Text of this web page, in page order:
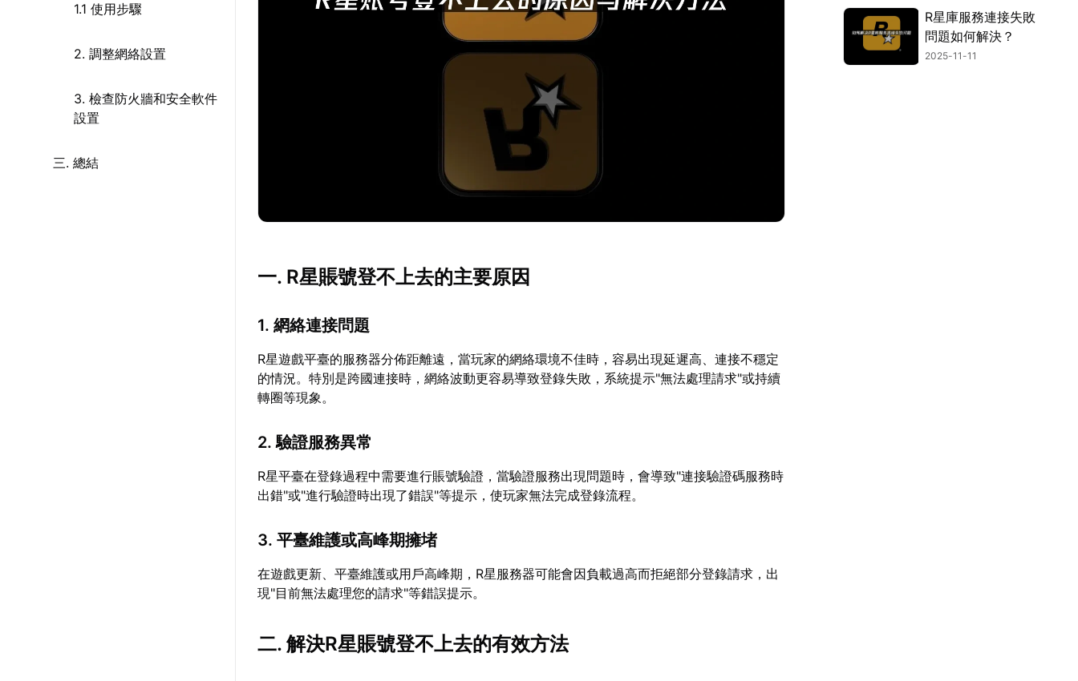
1.1 使用步驟
2. 調整網絡設置
3. 檢查防火牆和安全軟件
設置
三. 總結
一. R星賬號登不上去的主要原因
1. 網絡連接問題
R星遊戲平臺的服務器分佈距離遠，當玩家的網絡環境不佳時，容易出現延遲高、連接不穩定
的情況。特別是跨國連接時，網絡波動更容易導致登錄失敗，系統提示"無法處理請求"或持續
轉圈等現象。
2. 驗證服務異常
R星平臺在登錄過程中需要進行賬號驗證，當驗證服務出現問題時，會導致"連接驗證碼服務時
出錯"或"進行驗證時出現了錯誤"等提示，使玩家無法完成登錄流程。
3. 平臺維護或高峰期擁堵
在遊戲更新、平臺維護或用戶高峰期，R星服務器可能會因負載過高而拒絕部分登錄請求，出
現"目前無法處理您的請求"等錯誤提示。
二. 解決R星賬號登不上去的有效方法
R星庫服務連接失敗
問題如何解決？
2025-11-11